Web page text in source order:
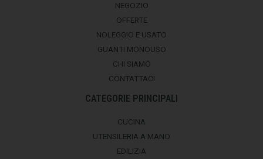
NEGOZIO
OFFERTE
NOLEGGIO E USATO
GUANTI MONOUSO
CHI SIAMO
CONTATTACI
CATEGORIE PRINCIPALI
CUCINA
UTENSILERIA A MANO
EDILIZIA